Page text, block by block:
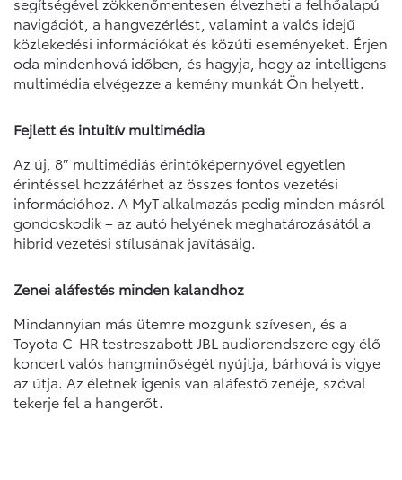
navigációt, a hangvezérlést, valamint a valós idejű
közlekedési információkat és közúti eseményeket. Érjen
oda mindenhová időben, és hagyja, hogy az intelligens
multimédia elvégezze a kemény munkát Ön helyett.
Fejlett és intuitív multimédia
Az új, 8″ multimédiás érintőképernyővel egyetlen
érintéssel hozzáférhet az összes fontos vezetési
információhoz. A MyT alkalmazás pedig minden másról
gondoskodik – az autó helyének meghatározásától a
hibrid vezetési stílusának javításáig.
Zenei aláfestés minden kalandhoz
Mindannyian más ütemre mozgunk szívesen, és a
Toyota C-HR testreszabott JBL audiorendszere egy élő
koncert valós hangminőségét nyújtja, bárhová is vigye
az útja. Az életnek igenis van aláfestő zenéje, szóval
tekerje fel a hangerőt.